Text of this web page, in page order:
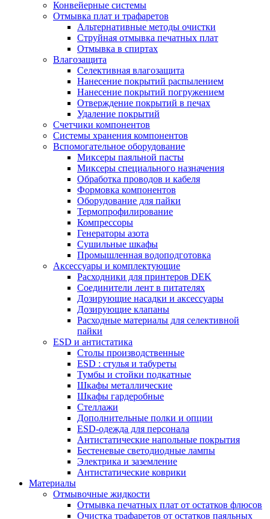
Конвейерные системы
Отмывка плат и трафаретов
Альтернативные методы очистки
Струйная отмывка печатных плат
Отмывка в спиртах
Влагозащита
Селективная влагозащита
Нанесение покрытий распылением
Нанесение покрытий погружением
Отверждение покрытий в печах
Удаление покрытий
Счетчики компонентов
Системы хранения компонентов
Вспомогательное оборудование
Миксеры паяльной пасты
Миксеры специального назначения
Обработка проводов и кабеля
Формовка компонентов
Оборудование для пайки
Термопрофилирование
Компрессоры
Генераторы азота
Сушильные шкафы
Промышленная водоподготовка
Аксессуары и комплектующие
Расходники для принтеров DEK
Соединители лент в питателях
Дозирующие насадки и аксессуары
Дозирующие клапаны
Расходные материалы для селективной
пайки
ESD и антистатика
Столы производственные
ESD : cтулья и табуреты
Тумбы и стойки подкатные
Шкафы металлические
Шкафы гардеробные
Стеллажи
Дополнительные полки и опции
ESD-одежда для персонала
Антистатические напольные покрытия
Бестеневые светодиодные лампы
Электрика и заземление
Антистатические коврики
Материалы
Отмывочные жидкости
Отмывка печатных плат от остатков флюсов
Очистка трафаретов от остатков паяльных